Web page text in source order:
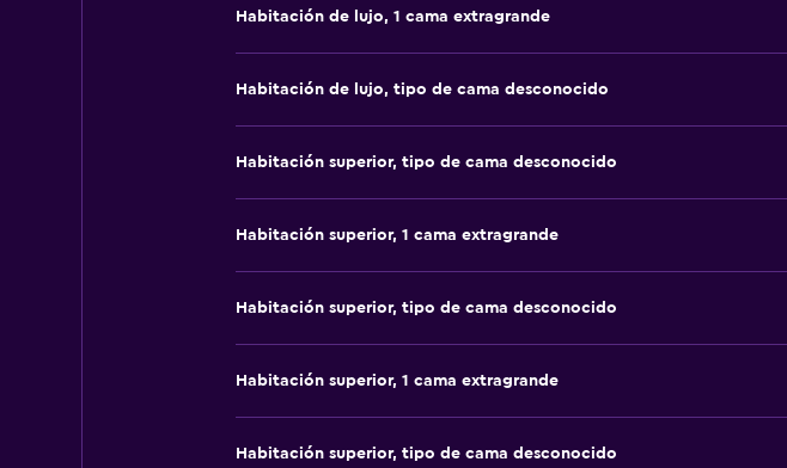
Habitación de lujo, 1 cama extragrande
Habitación de lujo, tipo de cama desconocido
Habitación superior, tipo de cama desconocido
Habitación superior, 1 cama extragrande
Habitación superior, tipo de cama desconocido
Habitación superior, 1 cama extragrande
Habitación superior, tipo de cama desconocido